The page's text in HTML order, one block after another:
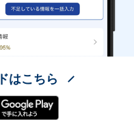
はこちら